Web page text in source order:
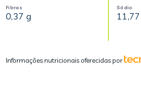
Fibras
0,37 g
Sódio
Informações nutricionais oferecidas por